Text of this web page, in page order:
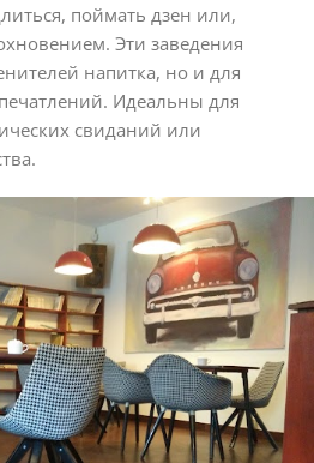
поймать дзен или,
Эти заведения
напитка, но и для
Идеальны для
свиданий или